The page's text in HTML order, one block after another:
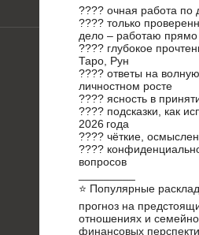
???? очная работа по
???? только
дело – работаю
???? глубокое
Таро, Рун
???? ответы на
личностном росте
???? ясность в
???? подсказки, как
2026 года
???? чёткие,
????
вопросов
⭐ Популярные
прогноз на
отношениях и
финансовых